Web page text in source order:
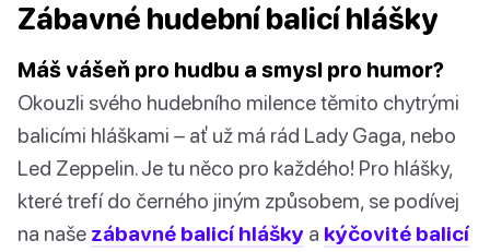
Zábavné hudební balicí hlášky
Máš vášeň pro hudbu a smysl pro humor?
Okouzli svého hudebního milence těmito chytrými
balicími hláškami – ať už má rád Lady Gaga, nebo
Led Zeppelin. Je tu něco pro každého! Pro hlášky,
které trefí do černého jiným způsobem, se podívej
na naše zábavné balicí hlášky a kýčovité balicí